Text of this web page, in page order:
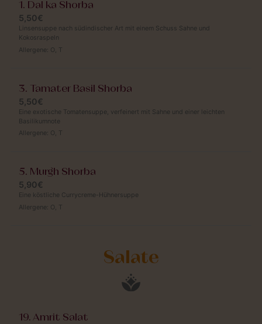
1. Dal ka Shorba
5,50€
Linsensuppe nach südindischer Art mit einem Schuss Sahne und
Kokosraspeln
Allergene: O, T
3. Tamater Basil Shorba
5,50€
Eine exotische Tomatensuppe, verfeinert mit Sahne und einer leichten
Basilikumnote
Allergene: O, T
5. Murgh Shorba
5,90€
Eine köstliche Currycreme-Hühnersuppe
Allergene: O, T
Salate
19. Amrit Salat